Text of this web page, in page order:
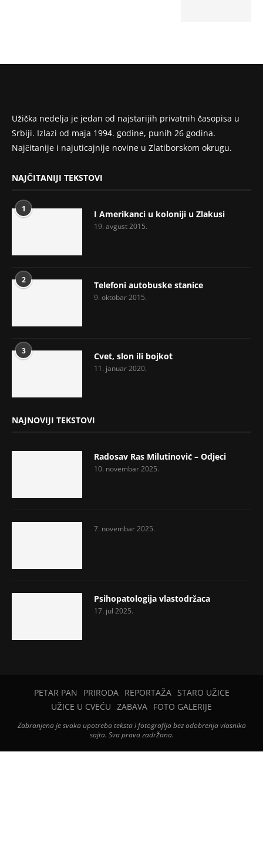
Užička nedelja je jedan od najstarijih privatnih časopisa u
Srbiji. Izlazi od maja 1994. godine, punih 26 godina.
Najčitanije i najuticajnije novine u Zlatiborskom okrugu.
NAJČITANIJI TEKSTOVI
1 I Amerikanci u koloniji u Zlakusi
19. avgust 2015.
2 Telefoni autobuske stanice
9. oktobar 2015.
3 Cvet, slon ili bojkot
11. januar 2020.
NAJNOVIJI TEKSTOVI
Radosav Ras Milutinović – Odjeci
10. novembar 2025.
7. novembar 2025.
Psihopatologija vlastodržaca
17. jul 2025.
PETAR PAN PRIRODA REPORTAŽA
STARO UŽICE
UŽICE U CVEĆU ZABAVA FOTO GALERIJE
Zabranjena je svaka upotreba teksta i fotografija bez odobrenja vlasnika
sajta. Sva prava zadržana.